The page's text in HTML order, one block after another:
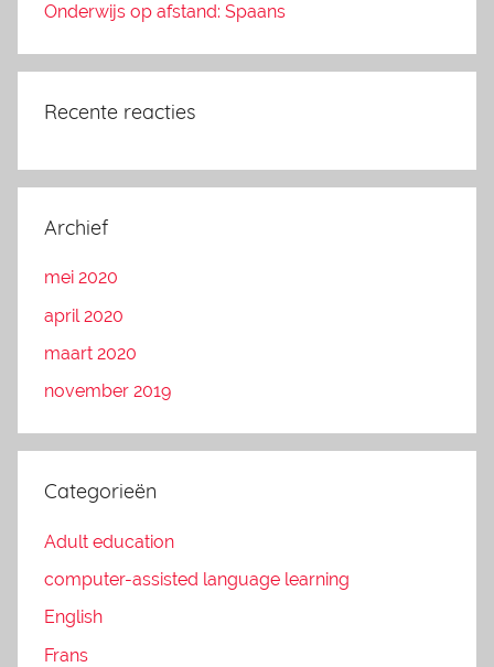
Onderwijs op afstand: Spaans
Recente reacties
Archief
mei 2020
april 2020
maart 2020
november 2019
Categorieën
Adult education
computer-assisted language learning
English
Frans